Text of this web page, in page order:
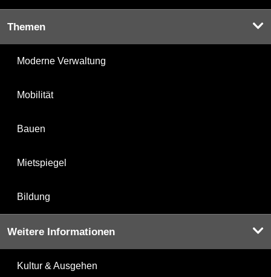
Themen
Moderne Verwaltung
Mobilität
Bauen
Mietspiegel
Bildung
Weitere Informationen
Kultur & Ausgehen